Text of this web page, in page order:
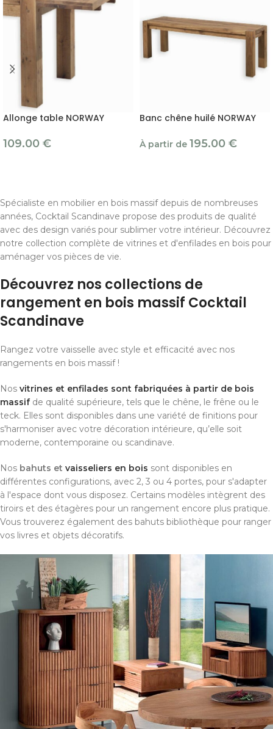
Allonge table NORWAY
109.00 €
Banc chêne huilé NORWAY
À partir de 195.00 €
Spécialiste en mobilier en bois massif depuis de nombreuses
années, Cocktail Scandinave propose des produits de qualité
avec des design variés pour sublimer votre intérieur. Découvrez
notre collection complète de vitrines et d'enfilades en bois pour
aménager vos pièces de vie.
Découvrez nos collections de
rangement en bois massif Cocktail
Scandinave
Rangez votre vaisselle avec style et efficacité avec nos
rangements en bois massif !
Nos vitrines et enfilades sont fabriquées à partir de bois
massifde qualité supérieure, tels que le chêne, le frêne ou le
teck. Elles sont disponibles dans une variété de finitions pour
s'harmoniser avec votre décoration intérieure, qu’elle soit
moderne, contemporaine ou scandinave.
Nos bahuts et vaisseliers en bois sont disponibles en
différentes configurations, avec 2, 3 ou 4 portes, pour s'adapter
à l'espace dont vous disposez. Certains modèles intègrent des
tiroirs et des étagères pour un rangement encore plus pratique.
Vous trouverez également des bahuts bibliothèque pour ranger
vos livres et objets décoratifs.